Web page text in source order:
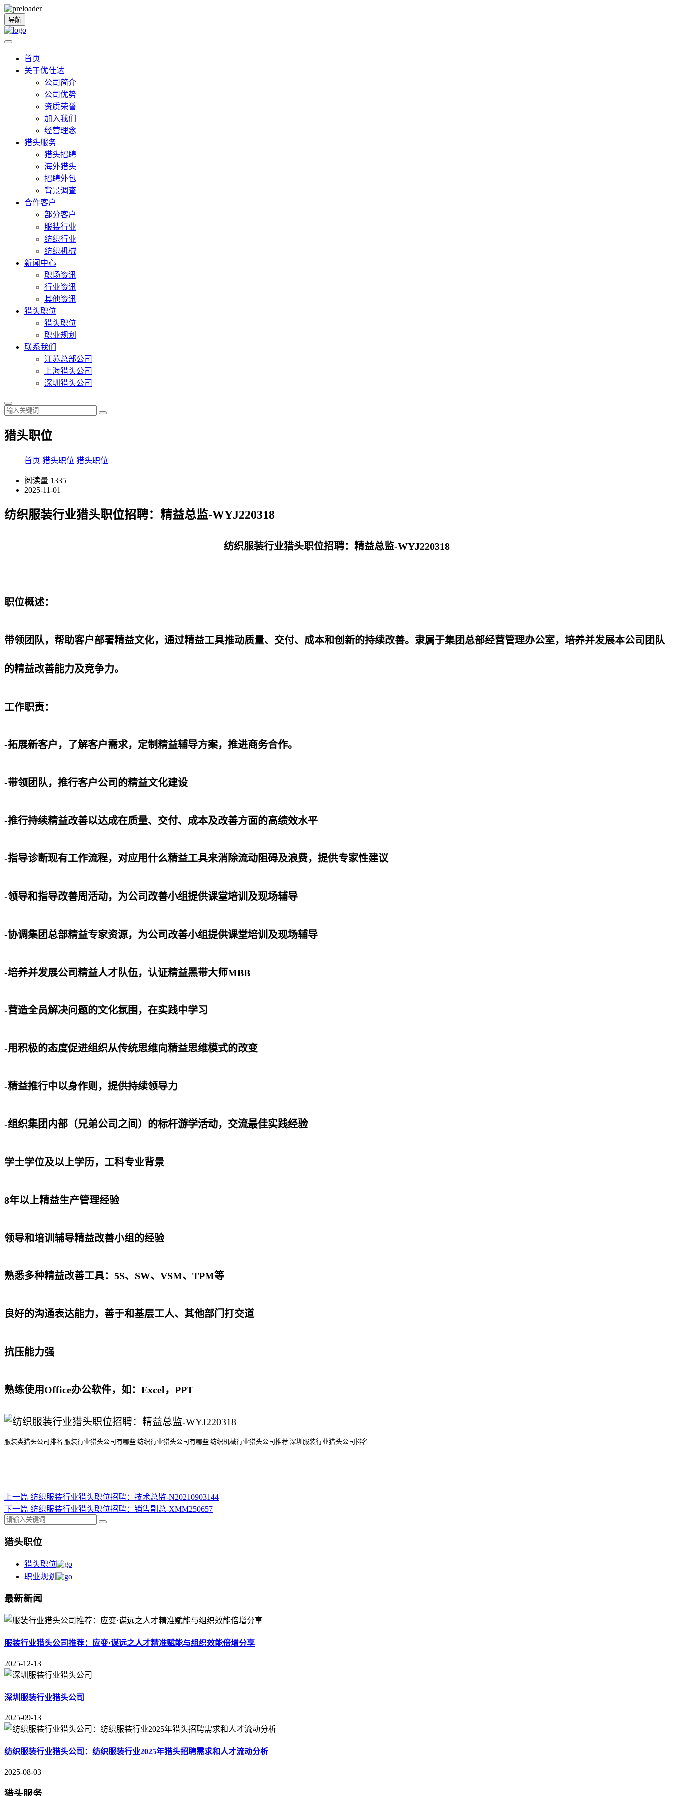
导航
首页
关于优仕达
公司简介
公司优势
资质荣誉
加入我们
经营理念
猎头服务
猎头招聘
海外猎头
招聘外包
背景调查
合作客户
部分客户
服装行业
纺织行业
纺织机械
新闻中心
职场资讯
行业资讯
其他资讯
猎头职位
猎头职位
职业规划
联系我们
江苏总部公司
上海猎头公司
深圳猎头公司
猎头职位
首页 猎头职位 猎头职位
阅读量 1335
2025-11-01
纺织服装行业猎头职位招聘：精益总监-WYJ220318
纺织服装行业猎头职位招聘：精益总监-WYJ220318
职位概述：
带领团队，帮助客户部署精益文化，通过精益工具推动质量、交付、成本和创新的持续改善。隶属于集团总部经营管理办公室，培养并发展本公司团队
的精益改善能力及竞争力。
工作职责：
-拓展新客户，了解客户需求，定制精益辅导方案，推进商务合作。
-带领团队，推行客户公司的精益文化建设
-推行持续精益改善以达成在质量、交付、成本及改善方面的高绩效水平
-指导诊断现有工作流程，对应用什么精益工具来消除流动阻碍及浪费，提供专家性建议
-领导和指导改善周活动，为公司改善小组提供课堂培训及现场辅导
-协调集团总部精益专家资源，为公司改善小组提供课堂培训及现场辅导
-培养并发展公司精益人才队伍，认证精益黑带大师MBB
-营造全员解决问题的文化氛围，在实践中学习
-用积极的态度促进组织从传统思维向精益思维模式的改变
-精益推行中以身作则，提供持续领导力
-组织集团内部（兄弟公司之间）的标杆游学活动，交流最佳实践经验
学士学位及以上学历，工科专业背景
8年以上精益生产管理经验
领导和培训辅导精益改善小组的经验
熟悉多种精益改善工具：5S、SW、VSM、TPM等
良好的沟通表达能力，善于和基层工人、其他部门打交道
抗压能力强
熟练使用Office办公软件，如：Excel，PPT
服装类猎头公司排名 服装行业猎头公司有哪些 纺织行业猎头公司有哪些 纺织机械行业猎头公司推荐 深圳服装行业猎头公司排名
上一篇 纺织服装行业猎头职位招聘：技术总监-N20210903144
下一篇 纺织服装行业猎头职位招聘：销售副总-XMM250657
猎头职位
猎头职位
职业规划
最新新闻
服装行业猎头公司推荐：应变·谋远之人才精准赋能与组织效能倍增分享
2025-12-13
深圳服装行业猎头公司
2025-09-13
纺织服装行业猎头公司：纺织服装行业2025年猎头招聘需求和人才流动分析
2025-08-03